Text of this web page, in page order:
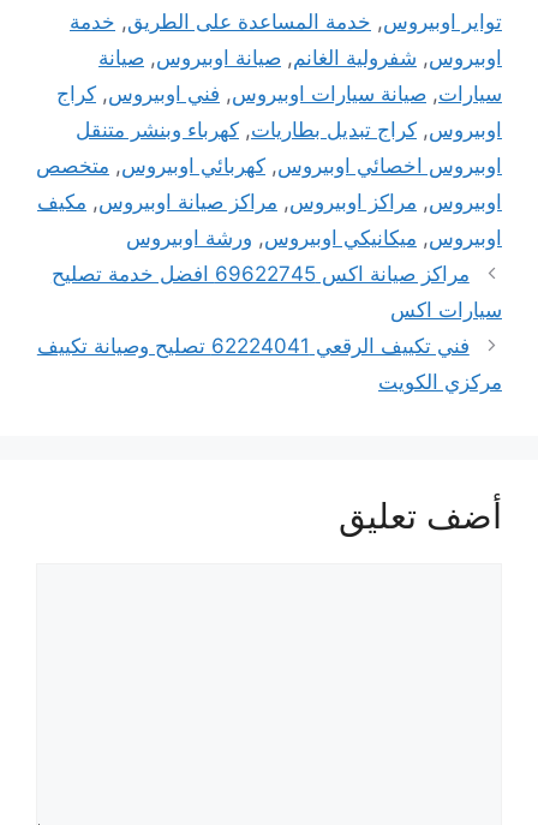
تواير اوبيروس, خدمة المساعدة على الطريق, خدمة
اوبيروس, شفرولية الغانم, صيانة اوبيروس, صيانة
سيارات, صيانة سيارات اوبيروس, فني اوبيروس, كراج
اوبيروس, كراج تبديل بطاريات, كهرباء وبنشر متنقل
اوبيروس اخصائي اوبيروس, كهربائي اوبيروس, متخصص
اوبيروس, مراكز اوبيروس, مراكز صيانة اوبيروس, مكيف
اوبيروس, ميكانيكي اوبيروس, ورشة اوبيروس
مراكز صيانة اكس 69622745 افضل خدمة تصليح
سيارات اكس
فني تكييف الرقعي 62224041 تصليح وصيانة تكييف
مركزي الكويت
أضف تعليق